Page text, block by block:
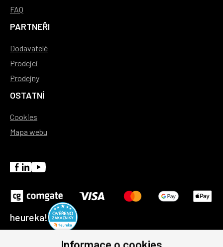
FAQ
PARTNEŘI
Dodavatelé
Prodejci
Prodejny
OSTATNÍ
Cookies
Mapa webu
heureka!